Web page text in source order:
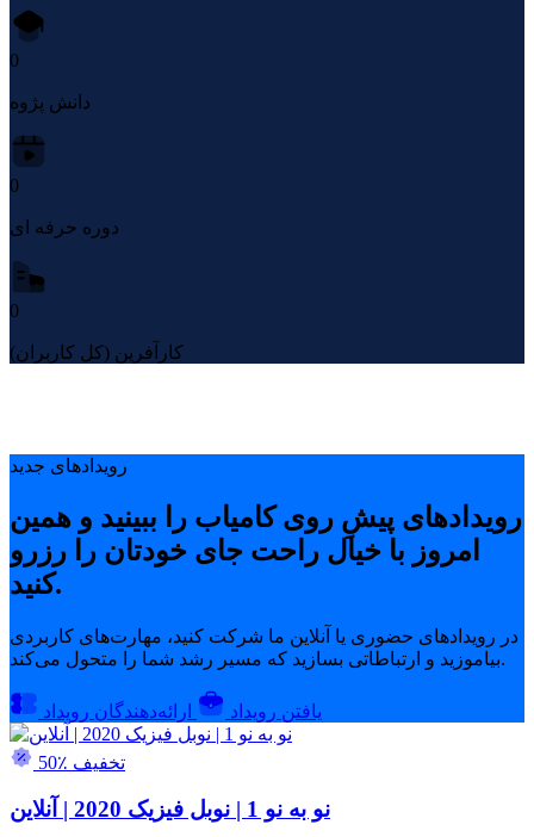
0
دانش پژوه
0
دوره حرفه ای
0
کارآفرین (کل کاربران)
رویدادهای جدید
رویدادهای پیشِ روی کامیاب را ببینید و همین
امروز با خیال راحت جای خودتان را رزرو
کنید.
در رویدادهای حضوری یا آنلاین ما شرکت کنید، مهارت‌های کاربردی
بیاموزید و ارتباطاتی بسازید که مسیر رشد شما را متحول می‌کند.
یافتن رویداد ارائه‌دهندگان رویداد
50٪ تخفیف
نو به نو 1 | نوبل فیزیک 2020 | آنلاین